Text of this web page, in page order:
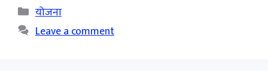
Categories
योजना
Leave a comment